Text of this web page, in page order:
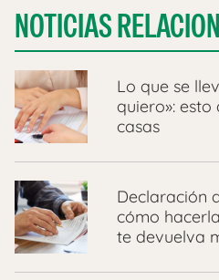
NOTICIAS
Lo que se
quiero»: esto
casas
Declaración
cómo
te devuelva